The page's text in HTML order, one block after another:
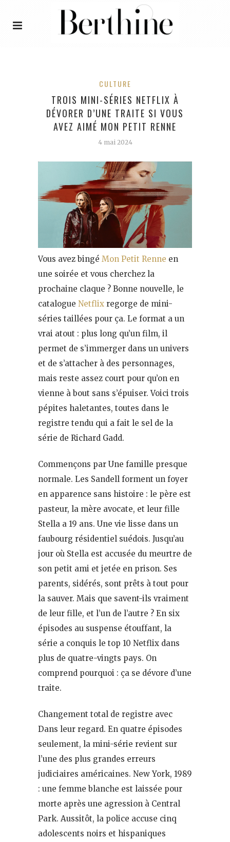
CULTURE
TROIS MINI-SÉRIES NETFLIX À
DÉVORER D’UNE TRAITE SI VOUS
AVEZ AIMÉ MON PETIT RENNE
4 mai 2024
Vous avez bingé Mon Petit Renne en
une soirée et vous cherchez la
prochaine claque ? Bonne nouvelle, le
catalogue Netflix regorge de mini-
séries taillées pour ça. Le format a un
vrai atout : plus long qu’un film, il
permet de s’immerger dans un univers
et de s’attacher à des personnages,
mais reste assez court pour qu’on en
vienne à bout sans s’épuiser. Voici trois
pépites haletantes, toutes dans le
registre tendu qui a fait le sel de la
série de Richard Gadd.
Commençons par Une famille presque
normale. Les Sandell forment un foyer
en apparence sans histoire : le père est
pasteur, la mère avocate, et leur fille
Stella a 19 ans. Une vie lisse dans un
faubourg résidentiel suédois. Jusqu’au
jour où Stella est accusée du meurtre de
son petit ami et jetée en prison. Ses
parents, sidérés, sont prêts à tout pour
la sauver. Mais que savent-ils vraiment
de leur fille, et l’un de l’autre ? En six
épisodes au suspense étouffant, la
série a conquis le top 10 Netflix dans
plus de quatre-vingts pays. On
comprend pourquoi : ça se dévore d’une
traite.
Changement total de registre avec
Dans leur regard. En quatre épisodes
seulement, la mini-série revient sur
l’une des plus grandes erreurs
judiciaires américaines. New York, 1989
: une femme blanche est laissée pour
morte après une agression à Central
Park. Aussitôt, la police accuse cinq
adolescents noirs et hispaniques